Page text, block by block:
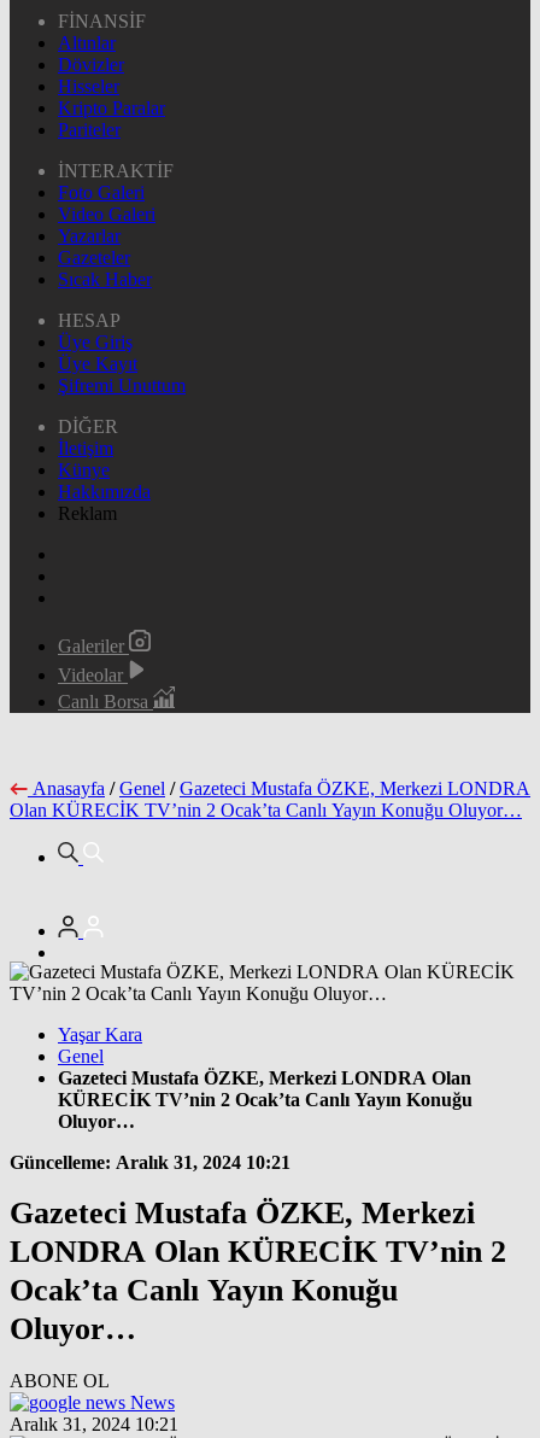
FİNANSİF
Altınlar
Dövizler
Hisseler
Kripto Paralar
Pariteler
İNTERAKTİF
Foto Galeri
Video Galeri
Yazarlar
Gazeteler
Sıcak Haber
HESAP
Üye Giriş
Üye Kayıt
Şifremi Unuttum
DİĞER
İletişim
Künye
Hakkımızda
Reklam
Galeriler
Videolar
Canlı Borsa
Anasayfa / Genel / Gazeteci Mustafa ÖZKE, Merkezi LONDRA
Olan KÜRECİK TV’nin 2 Ocak’ta Canlı Yayın Konuğu Oluyor…
Yaşar Kara
Genel
Gazeteci Mustafa ÖZKE, Merkezi LONDRA Olan
KÜRECİK TV’nin 2 Ocak’ta Canlı Yayın Konuğu
Oluyor…
Güncelleme: Aralık 31, 2024 10:21
Gazeteci Mustafa ÖZKE, Merkezi
LONDRA Olan KÜRECİK TV’nin 2
Ocak’ta Canlı Yayın Konuğu
Oluyor…
ABONE OL
News
Aralık 31, 2024 10:21